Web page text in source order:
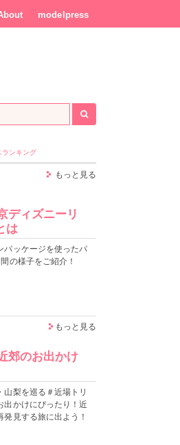
modelpress
ランキング
もっと見る
ディズニーリ
は
パッケージを使ったパ
の様子をご紹介！
もっと見る
郊のお出かけ
山梨を巡る＃近場トリ
出かけにぴったり！近
発見する旅に出よう！